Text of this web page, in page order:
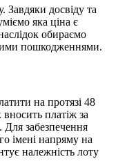
Завдяки досвіду та
яка ціна є
обираємо
пошкодженнями.
на протязі 48
платіж за
Для забезпечення
імені напряму на
належність лоту